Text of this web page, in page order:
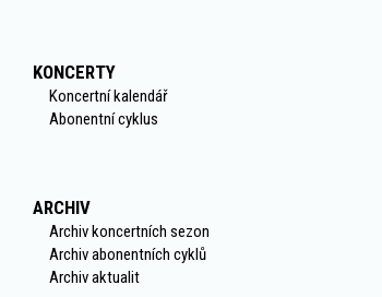
KONCERTY
Koncertní kalendář
Abonentní cyklus
ARCHIV
Archiv koncertních sezon
Archiv abonentních cyklů
Archiv aktualit